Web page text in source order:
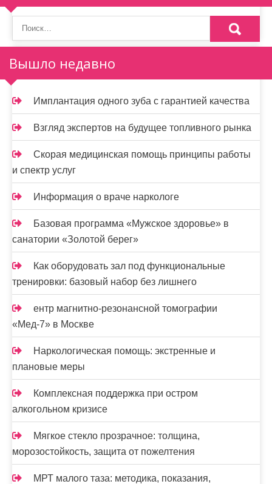
Вышло недавно
Имплантация одного зуба с гарантией качества
Взгляд экспертов на будущее топливного рынка
Скорая медицинская помощь принципы работы
и спектр услуг
Информация о враче наркологе
Базовая программа «Мужское здоровье» в
санатории «Золотой берег»
Как оборудовать зал под функциональные
тренировки: базовый набор без лишнего
ентр магнитно-резонансной томографии
«Мед-7» в Москве
Наркологическая помощь: экстренные и
плановые меры
Комплексная поддержка при остром
алкогольном кризисе
Мягкое стекло прозрачное: толщина,
морозостойкость, защита от пожелтения
МРТ малого таза: методика, показания,